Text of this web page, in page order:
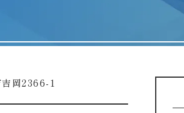
岡2366-1